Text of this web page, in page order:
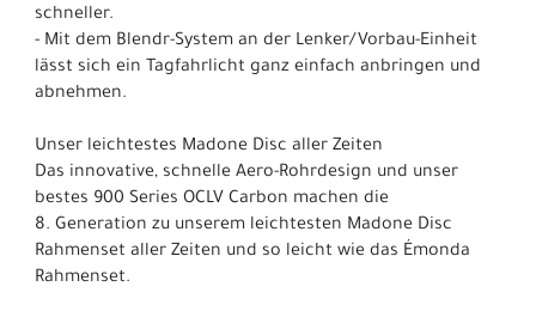
schneller.
- Mit dem Blendr-System an der Lenker/Vorbau-Einheit
lässt sich ein Tagfahrlicht ganz einfach anbringen und
abnehmen.
Unser leichtestes Madone Disc aller Zeiten
Das innovative, schnelle Aero-Rohrdesign und unser
bestes 900 Series OCLV Carbon machen die
8. Generation zu unserem leichtesten Madone Disc
Rahmenset aller Zeiten und so leicht wie das Émonda
Rahmenset.